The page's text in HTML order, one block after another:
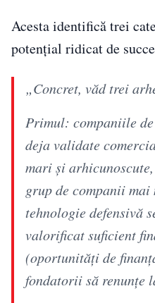
Acesta identifică trei
potențial ridicat de
„Concret, văd trei
Primul: companiile
deja validate
mari și
grup de companii
tehnologie defensivă
valorificat suficient
(oportunități de
fondatorii să renunțe